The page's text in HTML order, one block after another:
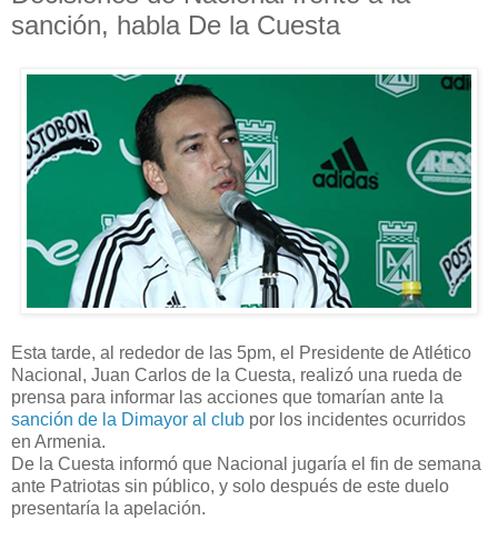
sanción, habla De la Cuesta
Esta tarde, al rededor de las 5pm, el Presidente de Atlético
Nacional, Juan Carlos de la Cuesta, realizó una rueda de
prensa para informar las acciones que tomarían ante la
sanción de la Dimayor al club por los incidentes ocurridos
en Armenia.
De la Cuesta informó que Nacional jugaría el fin de semana
ante Patriotas sin público, y solo después de este duelo
presentaría la apelación.